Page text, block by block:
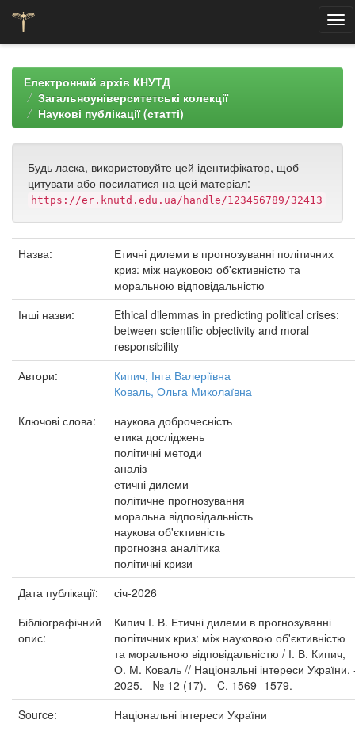
navigationЕлектронний архів КНУТД
Загальноуніверситетські колекції
Наукові публікації (статті)
Будь ласка, використовуйте цей ідентифікатор, щоб
цитувати або посилатися на цей матеріал:
https://er.knutd.edu.ua/handle/123456789/32413
Назва:
Етичні дилеми в прогнозуванні політичних
криз: між науковою об'єктивністю та
моральною відповідальністю
Інші назви:
Ethical dilemmas in predicting political crises:
between scientific objectivity and moral
responsibility
Автори:
Кипич, Інга Валеріївна
Коваль, Ольга Миколаївна
Ключові слова:
наукова доброчесність
етика досліджень
політичні методи
аналіз
етичні дилеми
політичне прогнозування
моральна відповідальність
наукова об'єктивність
прогнозна аналітика
політичні кризи
Дата публікації:
січ-2026
Бібліографічний
опис:
Кипич І. В. Етичні дилеми в прогнозуванні
політичних криз: між науковою об'єктивністю
та моральною відповідальністю / І. В. Кипич,
О. М. Коваль // Національні інтереси України.
2025. - № 12 (17). - C. 1569- 1579.
Source:
Національні інтереси України